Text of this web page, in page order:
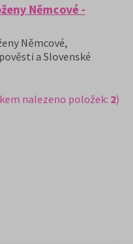
Němcové -
Němcové,
a Slovenské
nalezeno položek: 2)